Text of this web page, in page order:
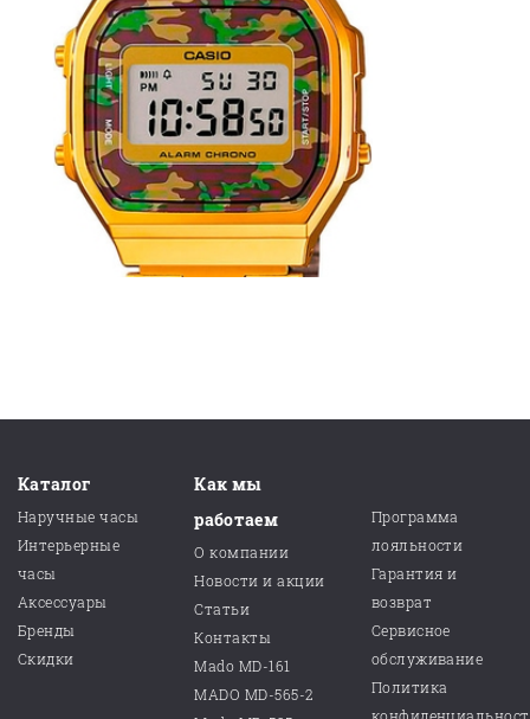
Каталог
Наручные часы
Интерьерные
часы
Аксессуары
Бренды
Скидки
Как мы
работаем
О компании
Новости и акции
Статьи
Контакты
Mado MD-161
MADO MD-565-2
Программа
лояльности
Гарантия и
возврат
Сервисное
обслуживание
Политика